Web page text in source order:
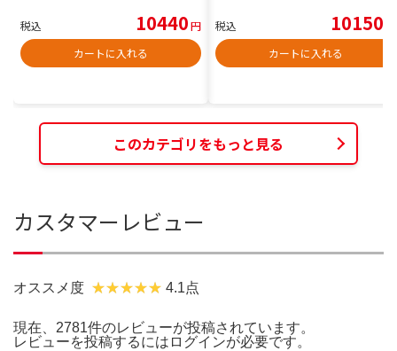
税込 10440円
カートに入れる
税込 10150
カートに入れる
このカテゴリをもっと見る
カスタマーレビュー
オススメ度 4.1点
現在、2781件のレビューが投稿されています。
レビューを投稿するには ログインが必要です。